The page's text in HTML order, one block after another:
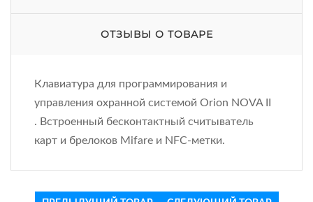
ОТЗЫВЫ О ТОВАРЕ
Клавиатура для программирования и
управления охранной системой Orion NOVA II
. Встроенный бесконтактный считыватель
карт и брелоков Mifare и NFC-метки.